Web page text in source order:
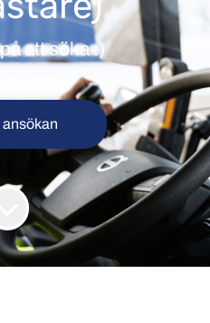
att söka :)